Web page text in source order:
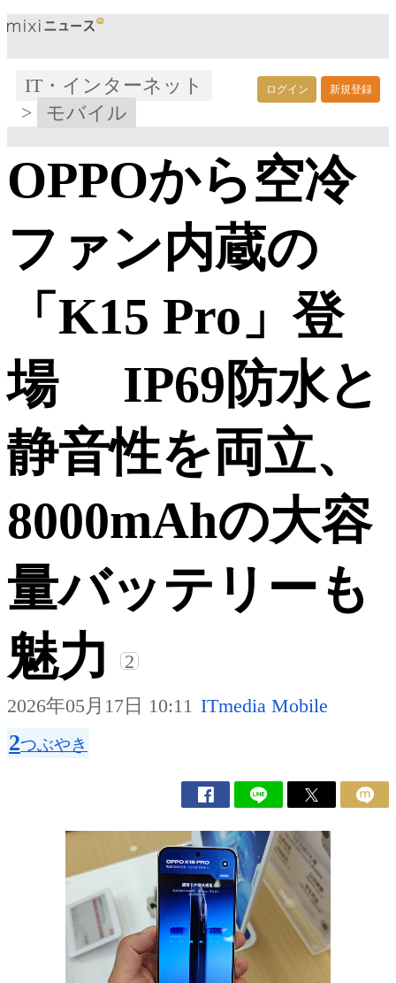
ログイン 新規登録
IT・インターネット
>
モバイル
OPPOから空冷
ファン内蔵の
「K15 Pro」登
場 IP69防水と
静音性を両立、
8000mAhの大容
量バッテリーも
魅力
2
2026年05月17日 10:11 ITmedia Mobile
2つぶやき